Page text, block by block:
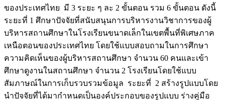
ของประเทศไทย มี 3 ระยะ ๆ ละ 2 ขั้นตอน รวม 6 ขั้นตอน ดังนี้
ระยะที่ 1 ศึกษาปัจจัยที่สนับสนุนการบริหารงานวิชาการของผู้
บริหารสถานศึกษาในโรงเรียนขนาดเล็กในเขตพื้นที่พิเศษภาค
เหนือตอนของประเทศไทย โดยใช้แบบสอบถามในการศึกษา
ความคิดเห็นของผู้บริหารสถานศึกษา จำนวน 60 คนและเข้า
ศึกษาดูงานในสถานศึกษา จำนวน 2 โรงเรียนโดยใช้แบบ
สัมภาษณ์ในการเก็บรวบรวมข้อมูล ระยะที่ 2 สร้างรูปแบบโดย
นำปัจจัยที่ได้มากำหนดเป็นองค์ประกอบของรูปแบบ ร่างคู่มือ